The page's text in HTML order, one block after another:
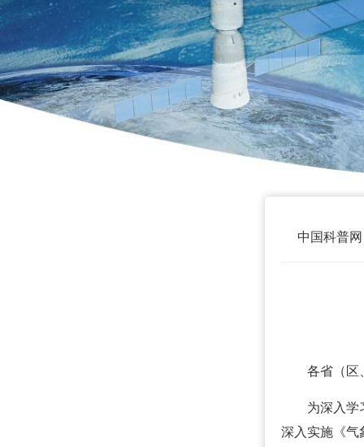
中国科普网
各省（区
为深入学
深入实施《气